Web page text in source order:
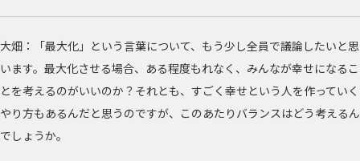
大畑：「最大化」という言葉について、もう少し全員で議論したいと思
います。最大化させる場合、ある程度もれなく、みんなが幸せになるこ
とを考えるのがいいのか？それとも、すごく幸せという人を作っていく
やり方もあるんだと思うのですが、このあたりバランスはどう考えるん
でしょうか。